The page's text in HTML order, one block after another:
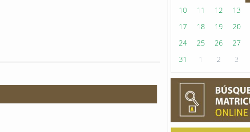
10
11 12 13
17
18 19 20
24
25 26 27
31
1 2 3